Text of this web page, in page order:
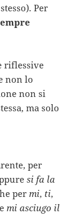
Per
riflessive
non lo
non si
ma solo
per
si fa la
permi, ti,
emi asciugo il